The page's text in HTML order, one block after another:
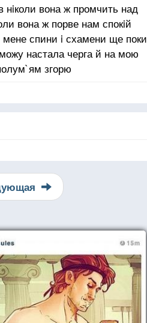
вона ж промчить над
вона ж порве нам спокiй
спини i схамени ще поки
настала черга й на мою
згорю